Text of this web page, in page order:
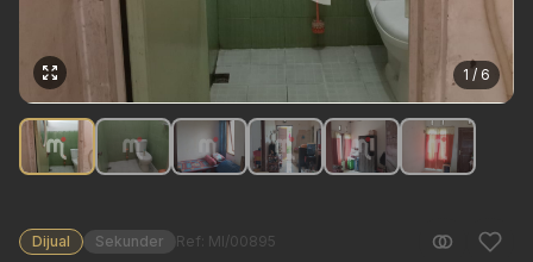
1 / 6
Dijual Sekunder Ref: MI/00895